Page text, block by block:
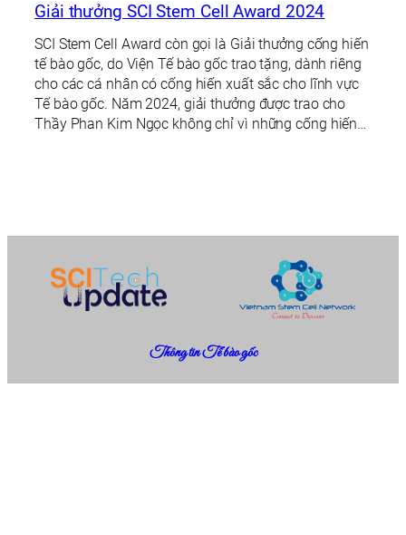
Giải thưởng SCI Stem Cell Award 2024
SCI Stem Cell Award còn gọi là Giải thưởng cống hiến
tế bào gốc, do Viện Tế bào gốc trao tặng, dành riêng
cho các cá nhân có cống hiến xuất sắc cho lĩnh vực
Tế bào gốc. Năm 2024, giải thưởng được trao cho
Thầy Phan Kim Ngọc không chỉ vì những cống hiến…
Thông tin Tế bào gốc